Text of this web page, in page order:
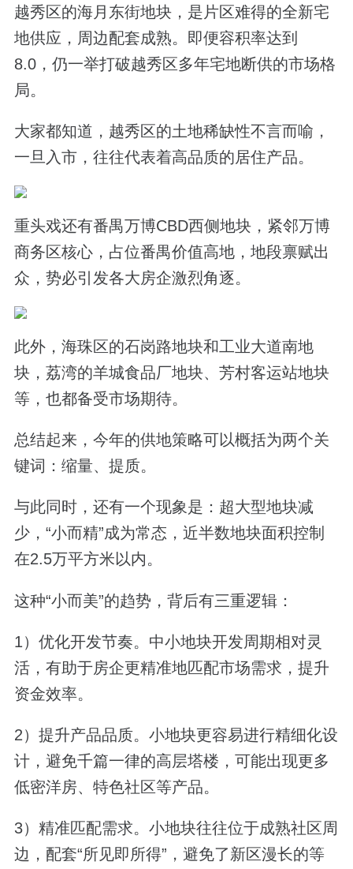
越秀区的海月东街地块，是片区难得的全新宅
地供应，周边配套成熟。即便容积率达到
8.0，仍一举打破越秀区多年宅地断供的市场格
局。
大家都知道，越秀区的土地稀缺性不言而喻，
一旦入市，往往代表着高品质的居住产品。
重头戏还有番禺万博CBD西侧地块，紧邻万博
商务区核心，占位番禺价值高地，地段禀赋出
众，势必引发各大房企激烈角逐。
此外，海珠区的石岗路地块和工业大道南地
块，荔湾的羊城食品厂地块、芳村客运站地块
等，也都备受市场期待。
总结起来，今年的供地策略可以概括为两个关
键词：缩量、提质。
与此同时，还有一个现象是：超大型地块减
少，“小而精”成为常态，近半数地块面积控制
在2.5万平方米以内。
这种“小而美”的趋势，背后有三重逻辑：
1）优化开发节奏。中小地块开发周期相对灵
活，有助于房企更精准地匹配市场需求，提升
资金效率。
2）提升产品品质。小地块更容易进行精细化设
计，避免千篇一律的高层塔楼，可能出现更多
低密洋房、特色社区等产品。
3）精准匹配需求。小地块往往位于成熟社区周
边，配套“所见即所得”，避免了新区漫长的等